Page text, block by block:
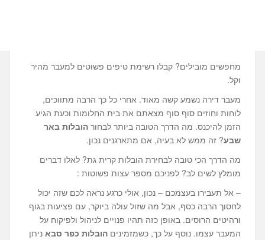
מחפשים מובילים? קבלו רשימת טיפים פשוטים למעבר מהיר
וקל.
מעבר דירה נשמע קשה מאוד. אחרי כל כך הרבה מתווכים,
לוחות וחוזים סוף סוף מצאתם את בית החלומות וכעת הגיע
הזמן להיכנס. מה הדרך הטובה ביותר לבחור הובלות באר
שבע? זה ממש לא בעיה, אם מתארגנים נכון.
מה הדרך הכי טובה לבחירת הובלות קרית גת? לאלו דברים
מומלץ לשים לב? לפניכם מספר עצות פשוטות :
– אל תעבירו בעצמכם – נכון, אולי כרגע נראה לכם שזה יכול
לחסוך הרבה כסף, אבל מה שזול עולה ביוקר, עם פציעות בגוף
ורהיטים הרוסים. באופן כזה תהיו פנויים לניהול ולפיקוח על
המעבר עצמו. נוסף על כך, כשמזמינים הובלות כפר סבא ניתן